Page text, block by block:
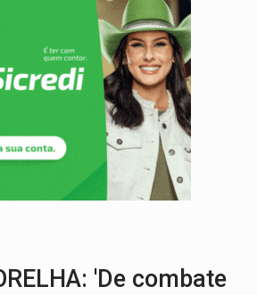
Reabertura de ação no TSE pode resultar em cassação de prefeita
APAE Porto Velho abre inscrições para
DOS R$ 00,00: 21 candidatos declaram patrimônio zero em Rondônia
Ouro Preto do Oeste realiza Cavalgada da Expo Show
Ideb avança nos anos iniciais do ensino
'UNIÃO': Chefe de facção criminosa é preso durante
'De combate